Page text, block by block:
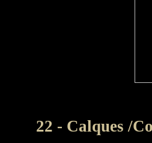
22 - Calques /